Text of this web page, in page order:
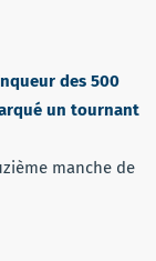
des 500
un tournant
manche de